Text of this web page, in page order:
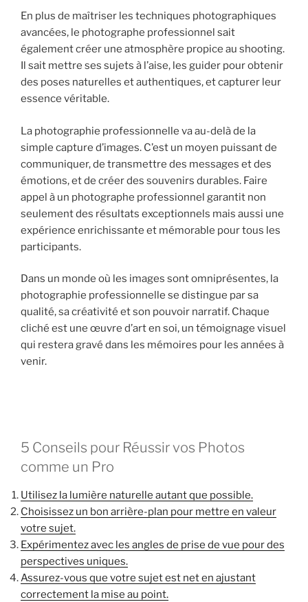
En plus de maîtriser les techniques photographiques
avancées, le photographe professionnel sait
également créer une atmosphère propice au shooting.
Il sait mettre ses sujets à l’aise, les guider pour obtenir
des poses naturelles et authentiques, et capturer leur
essence véritable.
La photographie professionnelle va au-delà de la
simple capture d’images. C’est un moyen puissant de
communiquer, de transmettre des messages et des
émotions, et de créer des souvenirs durables. Faire
appel à un photographe professionnel garantit non
seulement des résultats exceptionnels mais aussi une
expérience enrichissante et mémorable pour tous les
participants.
Dans un monde où les images sont omniprésentes, la
photographie professionnelle se distingue par sa
qualité, sa créativité et son pouvoir narratif. Chaque
cliché est une œuvre d’art en soi, un témoignage visuel
qui restera gravé dans les mémoires pour les années à
venir.
5 Conseils pour Réussir vos Photos
comme un Pro
Utilisez la lumière naturelle autant que possible.
Choisissez un bon arrière-plan pour mettre en valeur
votre sujet.
Expérimentez avec les angles de prise de vue pour des
perspectives uniques.
Assurez-vous que votre sujet est net en ajustant
correctement la mise au point.